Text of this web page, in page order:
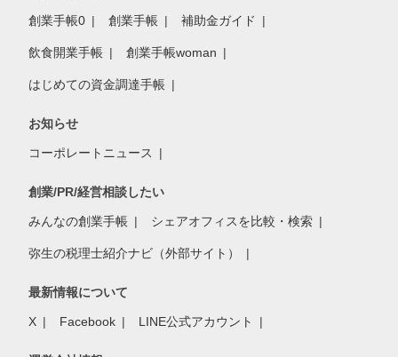
創業手帳0 創業手帳 補助金ガイド
飲食開業手帳 創業手帳woman
はじめての資金調達手帳
お知らせ
コーポレートニュース
創業/PR/経営相談したい
みんなの創業手帳 シェアオフィスを比較・検索
弥生の税理士紹介ナビ（外部サイト）
最新情報について
X Facebook LINE公式アカウント